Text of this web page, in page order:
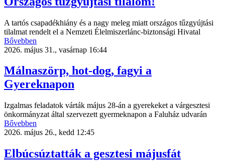
A tartós csapadékhiány és a nagy meleg miatt országos tűzgyújtási
tilalmat rendelt el a Nemzeti Élelmiszerlánc-biztonsági Hivatal
Bővebben
2026. május 31., vasárnap 16:44
Málnaszörp, hot-dog, fagyi a
Gyereknapon
Izgalmas feladatok várták május 28-án a gyerekeket a várgesztesi
önkormányzat által szervezett gyermeknapon a Faluház udvarán
Bővebben
2026. május 26., kedd 12:45
Elbúcsúztatták a gesztesi májusfát